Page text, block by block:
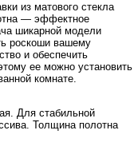
из матового стекла
— эффектное
шикарной модели
роскоши вашему
и обеспечить
ее можно установить
комнате.
Для стабильной
Толщина полотна